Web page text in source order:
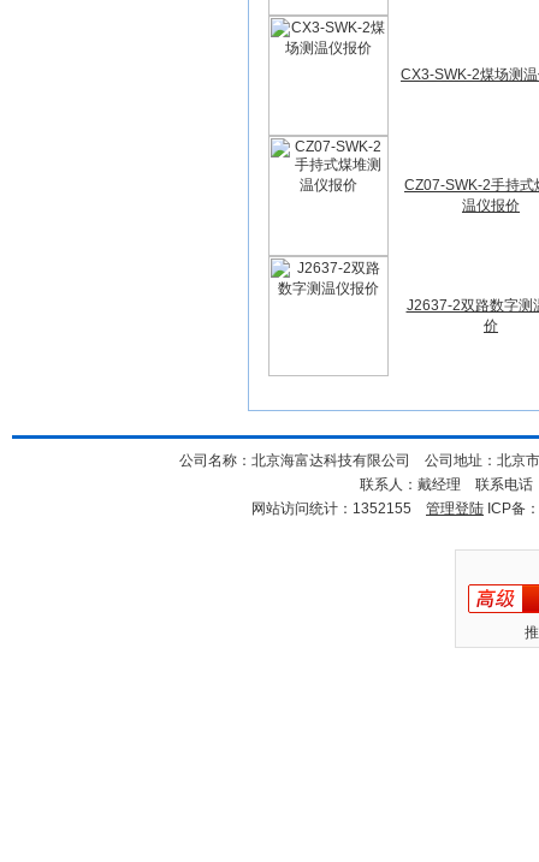
CX3-SWK-2煤场测
CZ07-SWK-2手持式
温仪报价
J2637-2双路数字测
价
公司名称：北京海富达科技有限公司 公司地址：北京
联系人：戴经理 联系电
网站访问统计：1352155 管理登陆 ICP备：